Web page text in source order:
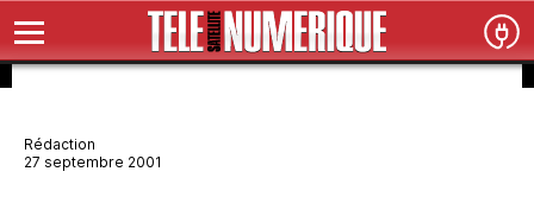
Rédaction
27 septembre 2001